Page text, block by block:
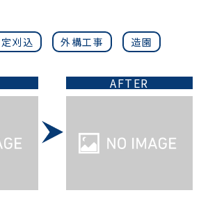
刈込 外構工事 造園
AFTER